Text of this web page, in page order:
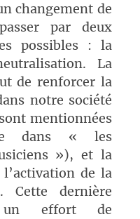
changement de
par deux
possibles : la
La
de renforcer la
notre société
mentionnées
dans « les
»), et la
de la
Cette dernière
un effort de